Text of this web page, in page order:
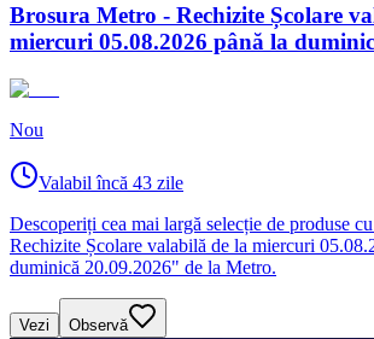
Brosura Metro - Rechizite Școlare
miercuri 05.08.2026 până la
Nou
Valabil încă 43 zile
Descoperiți cea mai largă selecție de produse
Rechizite Școlare valabilă de la miercuri
duminică 20.09.2026" de la Metro.
Vezi Observă